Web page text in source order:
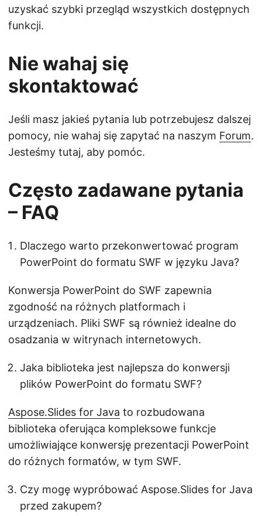
uzyskać szybki przegląd wszystkich dostępnych
funkcji.
Nie wahaj się
skontaktować
Jeśli masz jakieś pytania lub potrzebujesz dalszej
pomocy, nie wahaj się zapytać na naszym Forum.
Jesteśmy tutaj, aby pomóc.
Często zadawane pytania
– FAQ
Dlaczego warto przekonwertować program
PowerPoint do formatu SWF w języku Java?
Konwersja PowerPoint do SWF zapewnia
zgodność na różnych platformach i
urządzeniach. Pliki SWF są również idealne do
osadzania w witrynach internetowych.
Jaka biblioteka jest najlepsza do konwersji
plików PowerPoint do formatu SWF?
Aspose.Slides for Java to rozbudowana
biblioteka oferująca kompleksowe funkcje
umożliwiające konwersję prezentacji PowerPoint
do różnych formatów, w tym SWF.
Czy mogę wypróbować Aspose.Slides for Java
przed zakupem?